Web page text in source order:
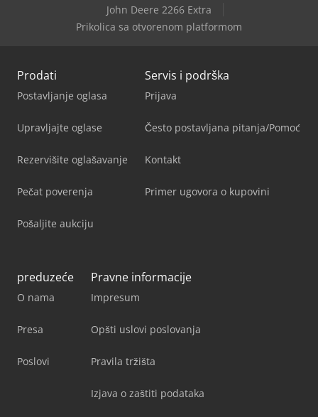
John Deere 2266 Extra
Prikolica sa otvorenom platformom
Prodati
Postavljanje oglasa
Upravljajte oglase
Rezervišite oglašavanje
Pečat poverenja
Pošaljite aukciju
Servis i podrška
Prijava
Često postavljana pitanja/Pomoć
Kontakt
Primer ugovora o kupovini
preduzeće
O nama
Presa
Poslovi
Pravne informacije
Impresum
Opšti uslovi poslovanja
Pravila tržišta
Izjava o zaštiti podataka